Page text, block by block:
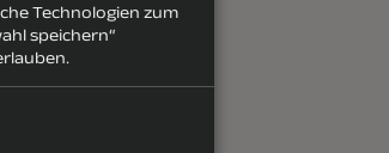
Technologien zum
speichern“